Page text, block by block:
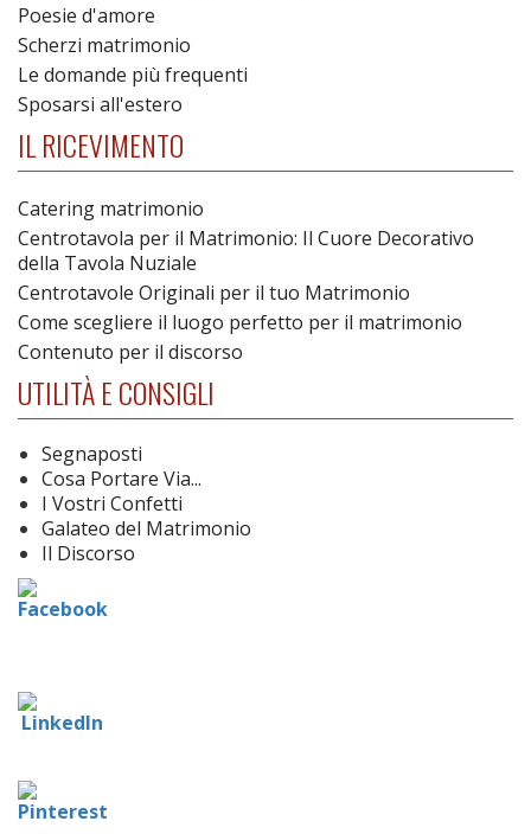
Poesie d'amore
Scherzi matrimonio
Le domande più frequenti
Sposarsi all'estero
IL RICEVIMENTO
Catering matrimonio
Centrotavola per il Matrimonio: Il Cuore Decorativo
della Tavola Nuziale
Centrotavole Originali per il tuo Matrimonio
Come scegliere il luogo perfetto per il matrimonio
Contenuto per il discorso
UTILITÀ E CONSIGLI
Segnaposti
Cosa Portare Via...
I Vostri Confetti
Galateo del Matrimonio
Il Discorso